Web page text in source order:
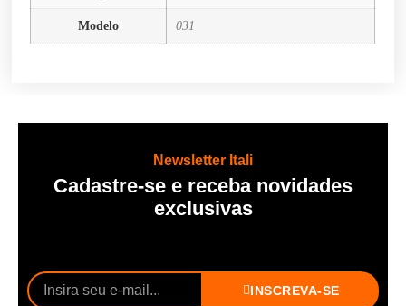
Modelo 031
Newsletter Itali
Cadastre-se e receba novidades
exclusivas
INSCREVA-SE